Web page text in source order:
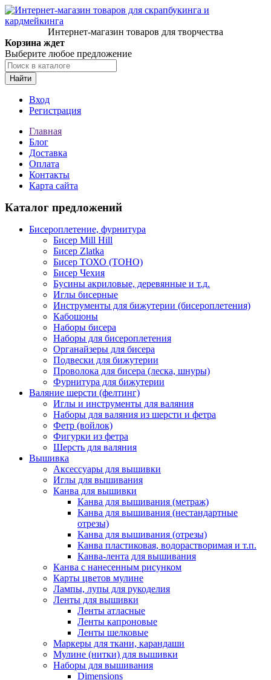
Интернет-магазин товаров для творчества
Корзина ждет
Выберите любое предложение
Найти
Вход
Регистрация
Главная
Блог
Доставка
Оплата
Контакты
Карта сайта
Каталог предложений
Бисероплетение, фурнитура
Бисер Mill Hill
Бисер Zlatka
Бисер ТОХО (TOHO)
Бисер Чехия
Бусины акриловые, деревянные и т.д.
Иглы бисерные
Инструменты для бижутерии (бисероплетения)
Кабошоны
Наборы бисера
Наборы для бисероплетения
Органайзеры для бисера
Подвески для бижутерии
Проволока для бисера (леска, шнуры)
Фурнитура для бижутерии
Валяние шерсти (фелтинг)
Иглы и инструменты для валяния
Наборы для валяния из шерсти и фетра
Фетр (войлок)
Фигурки из фетра
Шерсть для валяния
Вышивка
Аксессуары для вышивки
Иглы для вышивания
Канва для вышивки
Канва для вышивания (метраж)
Канва для вышивания (нестандартные
отрезы)
Канва для вышивания (отрезы)
Канва пластиковая, водорастворимая и т.п.
Канва-лента для вышивания
Канва с нанесенным рисунком
Карты цветов мулине
Лампы, лупы для рукоделия
Ленты для вышивки
Ленты атласные
Ленты капроновые
Ленты шелковые
Маркеры для ткани, карандаши
Мулине (нитки) для вышивки
Наборы для вышивания
Dimensions